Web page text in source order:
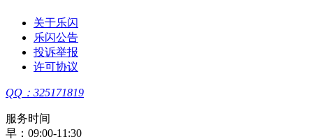
关于乐闪
乐闪公告
投诉举报
许可协议
QQ：325171819
服务时间
早：09:00-11:30